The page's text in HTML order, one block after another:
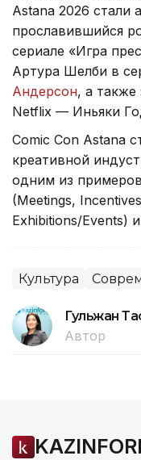
Astana 2026 стали
прославившийся
сериале «Игра
Артура Шелби в
Андерсон, а также
Netflix — Иньяки
Comic Con Astana
креативной
одним из
(Meetings,
Exhibitions/Events)
Культура
Гульжан
Автор